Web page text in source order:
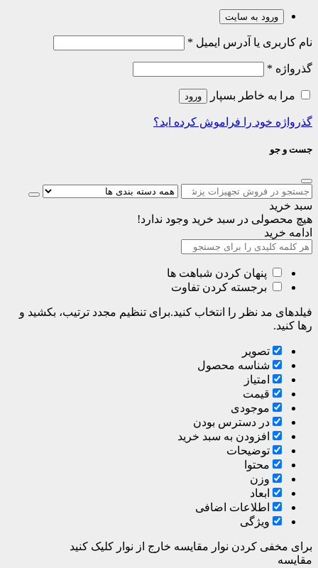
ورود به سایت
نام کاربری یا آدرس ایمیل *
گذرواژه *
مرا به خاطر بسپار ورود
گذرواژه خود را فراموش کرده اید؟
جست و جو
سبد خرید
هیچ محصولی در سبد خرید وجود ندارد!
ادامه خرید
پنهان کردن شباهت ها
برجسته کردن تفاوت
فیلدهای مد نظر را انتخاب کنید.برای تنظیم مجدد ترتیب، بکشید و
رها کنید.
تصویر
شناسه محصول
امتیاز
قیمت
موجودی
در دسترس بودن
افزودن به سبد خرید
توضیحات
محتوا
وزن
ابعاد
اطلاعات اضافی
ویژگی
برای مخفی کردن نوار مقایسه خارج از نوار کلیک کنید
مقایسه